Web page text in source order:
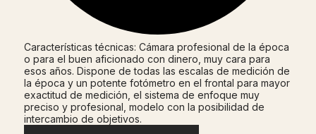
Características técnicas: Cámara profesional de la época
o para el buen aficionado con dinero, muy cara para
esos años. Dispone de todas las escalas de medición de
la época y un potente fotómetro en el frontal para mayor
exactitud de medición, el sistema de enfoque muy
preciso y profesional, modelo con la posibilidad de
intercambio de objetivos.